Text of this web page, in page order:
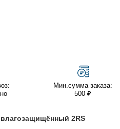
Мин.сумма заказа:
500 ₽
2RS